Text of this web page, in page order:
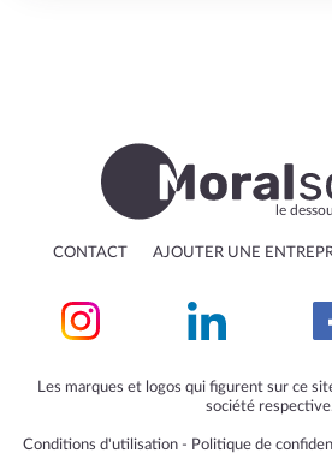
le
CONTACT AJOUTER UNE
Les marques et logos qui figurent sur ce
société
Conditions d'utilisation‐ Politique de